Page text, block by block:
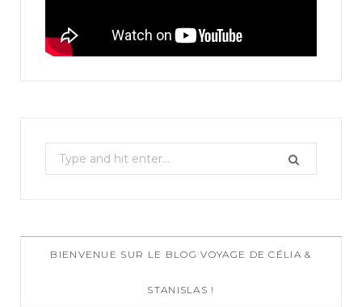
e
c
hBIENVENUE SUR LE BLOG VOYAGE DE CÉLIA &
STANISLAS !